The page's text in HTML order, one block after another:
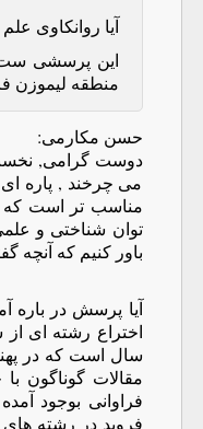
آیا روانکاوی
این پرسشی ست
منطقه لیموزن
حسن مکارمی:
دوست گرامی,
می چرخند , پاره
مناسب تر است که
توان شناختی و
باور کنیم که آنچه
آیا پرسش در
اختراع رشته ای
سال است که در
مقالات گوناگون
فراوانی بوجود
فروید در رشته